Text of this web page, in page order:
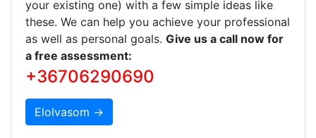
your existing one) with a few simple ideas like
these. We can help you achieve your professional
as well as personal goals. Give us a call now for
a free assessment:
+36706290690
Elolvasom →